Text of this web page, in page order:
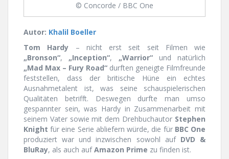
© Concorde / BBC One
Autor: Khalil Boeller
Tom Hardy – nicht erst seit seit Filmen wie
„Bronson“, „Inception“, „Warrior“und natürlich
„Mad Max – Fury Road“ durften geneigte Filmfreunde
feststellen, dass der britische Hüne ein echtes
Ausnahmetalent ist, was seine schauspielerischen
Qualitäten betrifft. Deswegen durfte man umso
gespannter sein, was Hardy in Zusammenarbeit mit
seinem Vater sowie mit dem Drehbuchautor Stephen
Knight für eine Serie abliefern würde, die für BBC One
produziert war und inzwischen sowohl auf DVD &
BluRay, als auch aufAmazon Prime zu finden ist.